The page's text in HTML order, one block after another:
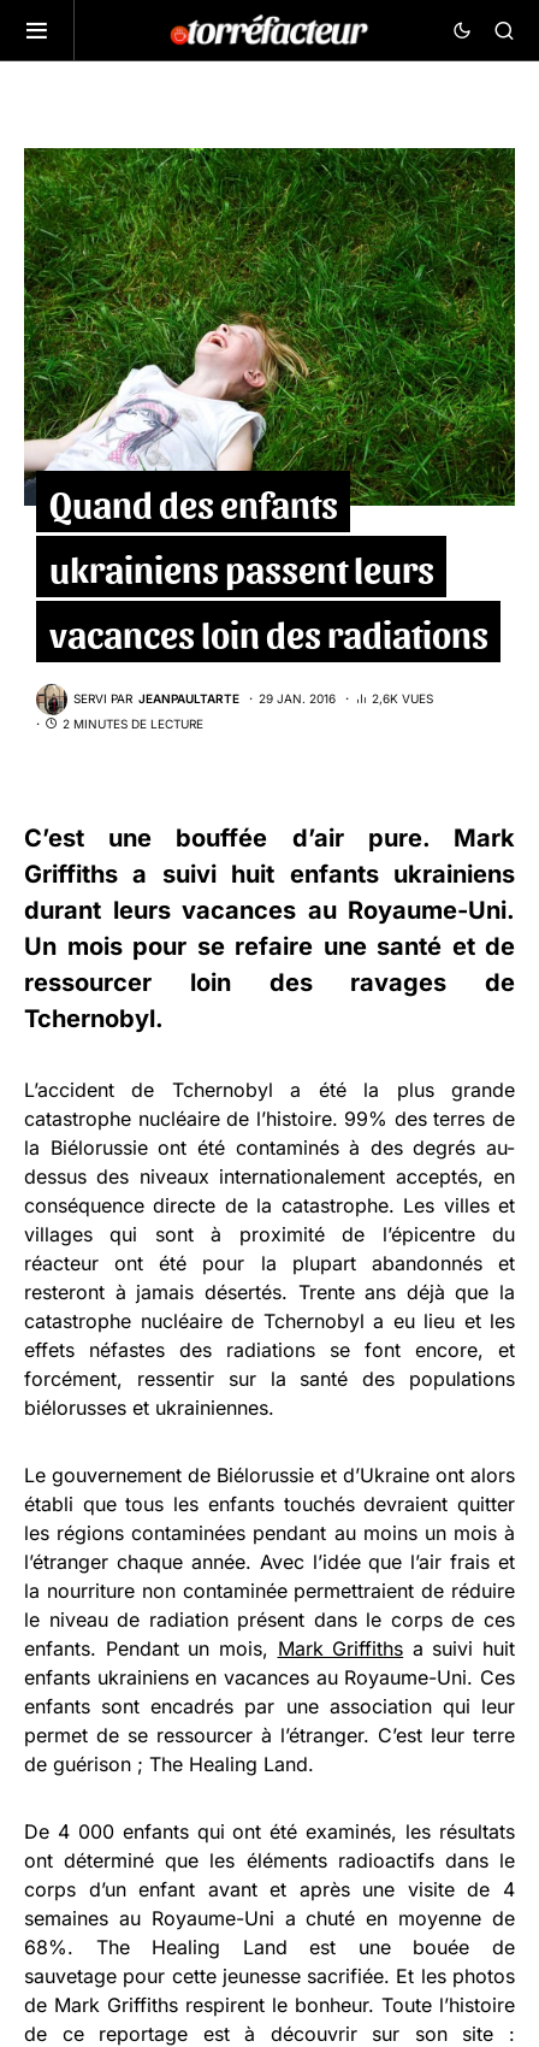
Quand des enfants
ukrainiens passent leurs
vacances loin des radiations
SERVI PAR JEANPAULTARTE 29 JAN. 2016
2,6K VUES
2 MINUTES DE LECTURE
C’est une bouffée d’air pure. Mark
Griffiths a suivi huit enfants ukrainiens
durant leurs vacances au Royaume-Uni.
Un mois pour se refaire une santé et de
ressourcer loin des ravages de
Tchernobyl.
L’accident de Tchernobyl a été la plus grande
catastrophe nucléaire de l’histoire. 99% des terres de
la Biélorussie ont été contaminés à des degrés au-
dessus des niveaux internationalement acceptés, en
conséquence directe de la catastrophe. Les villes et
villages qui sont à proximité de l’épicentre du
réacteur ont été pour la plupart abandonnés et
resteront à jamais désertés. Trente ans déjà que la
catastrophe nucléaire de Tchernobyl a eu lieu et les
effets néfastes des radiations se font encore, et
forcément, ressentir sur la santé des populations
biélorusses et ukrainiennes.
Le gouvernement de Biélorussie et d’Ukraine ont alors
établi que tous les enfants touchés devraient quitter
les régions contaminées pendant au moins un mois à
l’étranger chaque année. Avec l’idée que l’air frais et
la nourriture non contaminée permettraient de réduire
le niveau de radiation présent dans le corps de ces
enfants. Pendant un mois, Mark Griffiths a suivi huit
enfants ukrainiens en vacances au Royaume-Uni. Ces
enfants sont encadrés par une association qui leur
permet de se ressourcer à l’étranger. C’est leur terre
de guérison ; The Healing Land.
De 4 000 enfants qui ont été examinés, les résultats
ont déterminé que les éléments radioactifs dans le
corps d’un enfant avant et après une visite de 4
semaines au Royaume-Uni a chuté en moyenne de
68%. The Healing Land est une bouée de
sauvetage pour cette jeunesse sacrifiée. Et les photos
de Mark Griffiths respirent le bonheur. Toute l’histoire
de ce reportage est à découvrir sur son site :